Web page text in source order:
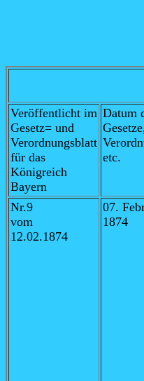
Veröffentlicht im
Gesetz= und
Verordnungsblatt
für das
Königreich
Bayern
Datum
etc.
Nr.9
vom
12.02.1874
07.
1874